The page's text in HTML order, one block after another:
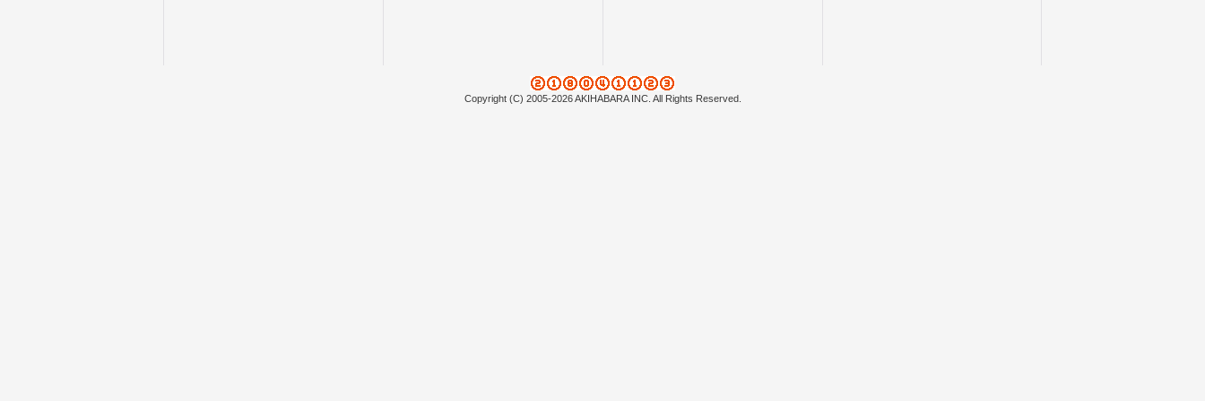
Copyright (C) 2005-2026 AKIHABARA INC. All Rights Reserved.